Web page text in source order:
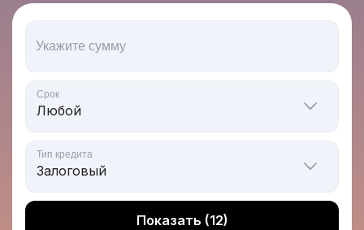
Укажите сумму
Срок
Тип кредита
Показать (12)